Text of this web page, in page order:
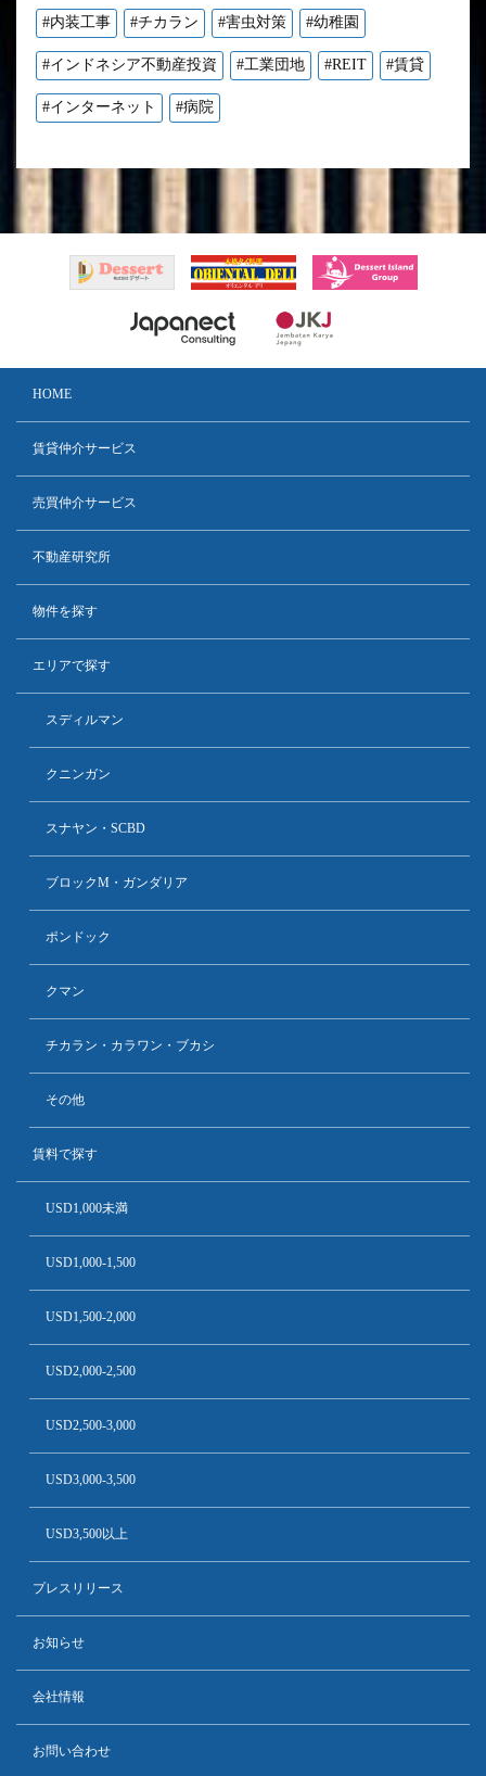
#内装工事 #チカラン #害虫対策 #幼稚園
#インドネシア不動産投資 #工業団地 #REIT #賃貸
#インターネット #病院
HOME
賃貸仲介サービス
売買仲介サービス
不動産研究所
物件を探す
エリアで探す
スディルマン
クニンガン
スナヤン・SCBD
ブロックM・ガンダリア
ポンドック
クマン
チカラン・カラワン・ブカシ
その他
賃料で探す
USD1,000未満
USD1,000-1,500
USD1,500-2,000
USD2,000-2,500
USD2,500-3,000
USD3,000-3,500
USD3,500以上
プレスリリース
お知らせ
会社情報
お問い合わせ